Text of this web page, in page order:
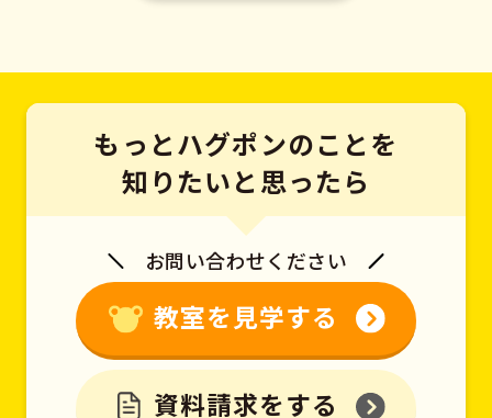
もっとハグポンのことを
知りたいと思ったら
お問い合わせください
教室を見学する
資料請求をする